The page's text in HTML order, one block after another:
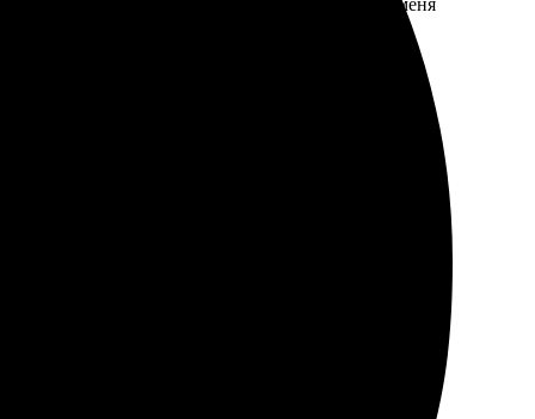
фото прошли без проблем. Качество печати меня
и приятное качество.